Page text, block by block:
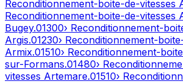
Reconditionnement-boite-de-vitesses
Reconditionnement-boite-de-vitesses
Bugey.01300› Reconditionnement-
Argis.01230› Reconditionnement-
Armix.01510› Reconditionnement-
sur-Formans.01480›
vitesses Artemare.01510›